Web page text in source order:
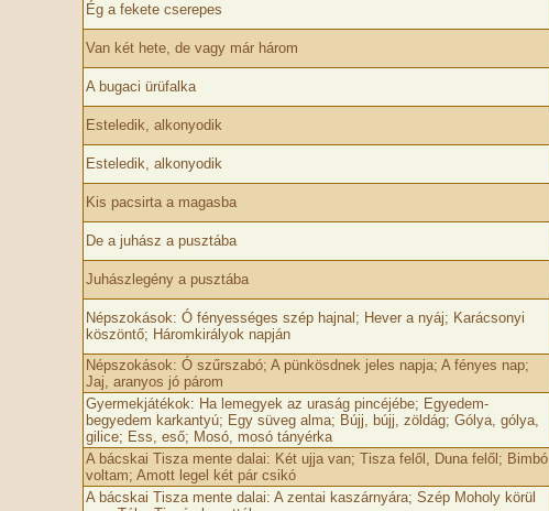
Ég a fekete cserepes
Van két hete, de vagy már három
A bugaci ürüfalka
Esteledik, alkonyodik
Esteledik, alkonyodik
Kis pacsirta a magasba
De a juhász a pusztába
Juhászlegény a pusztába
Népszokások: Ó fényességes szép hajnal; Hever a nyáj; Karácsonyi
köszöntő; Háromkirályok napján
Népszokások: Ó szűrszabó; A pünkösdnek jeles napja; A fényes nap;
Jaj, aranyos jó párom
Gyermekjátékok: Ha lemegyek az uraság pincéjébe; Egyedem-
begyedem karkantyú; Egy süveg alma; Bújj, bújj, zöldág; Gólya, gólya,
gilice; Ess, eső; Mosó, mosó tányérka
A bácskai Tisza mente dalai: Két ujja van; Tisza felől, Duna felől; Bimbó
voltam; Amott legel két pár csikó
A bácskai Tisza mente dalai: A zentai kaszárnyára; Szép Moholy körül